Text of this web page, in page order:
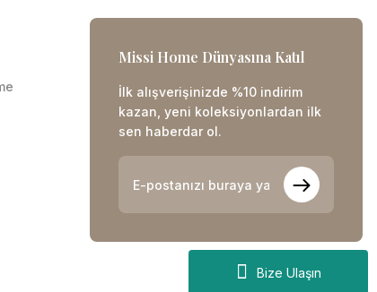
Bize Ulaşın
Missi Home Dünyasına Katıl
İlk alışverişinizde %10 indirim
kazan, yeni koleksiyonlardan ilk
sen haberdar ol.